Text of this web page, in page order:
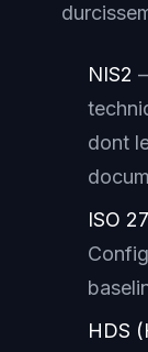
NIS2
dont
ISO
HDS